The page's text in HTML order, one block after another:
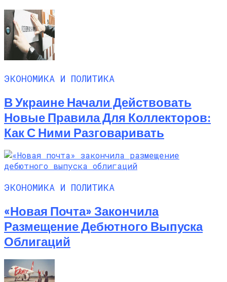
ЭКОНОМИКА И ПОЛИТИКА
В Украине Начали Действовать
Новые Правила Для Коллекторов:
Как С Ними Разговаривать
ЭКОНОМИКА И ПОЛИТИКА
«Новая Почта» Закончила
Размещение Дебютного Выпуска
Облигаций